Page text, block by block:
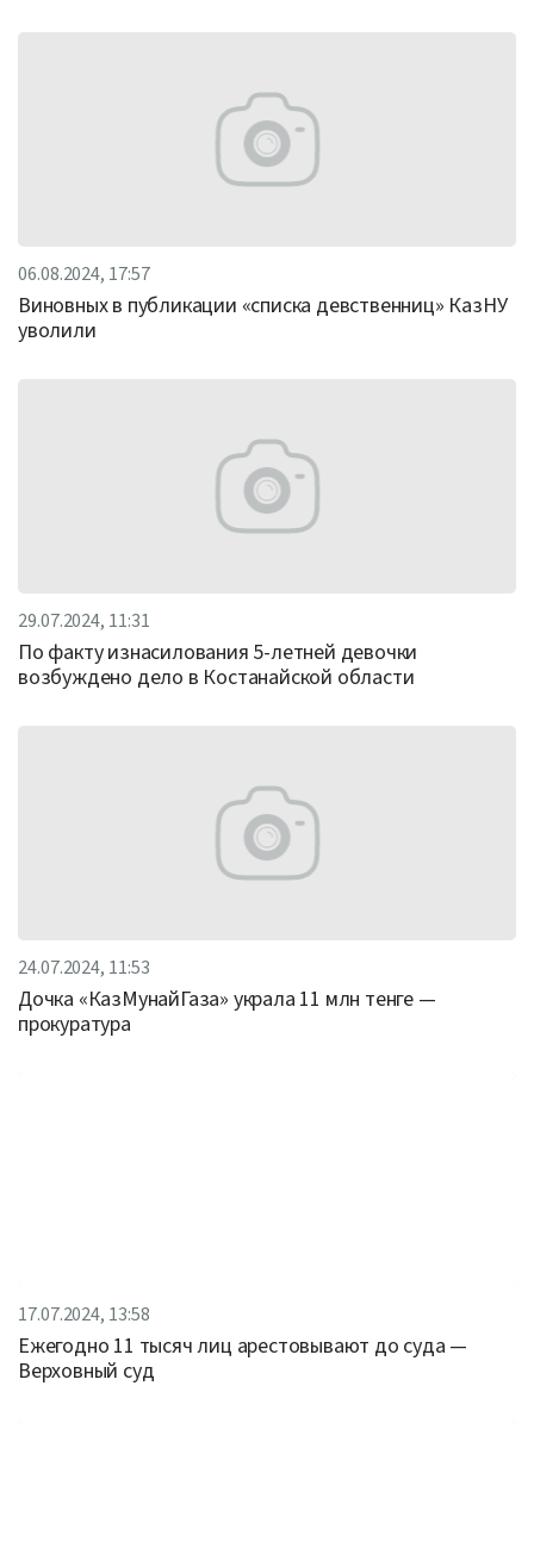
06.08.2024, 17:57
Виновных в публикации «списка девственниц» КазНУ
уволили
29.07.2024, 11:31
По факту изнасилования 5-летней девочки
возбуждено дело в Костанайской области
24.07.2024, 11:53
Дочка «КазМунайГаза» украла 11 млн тенге —
прокуратура
17.07.2024, 13:58
Ежегодно 11 тысяч лиц арестовывают до суда —
Верховный суд